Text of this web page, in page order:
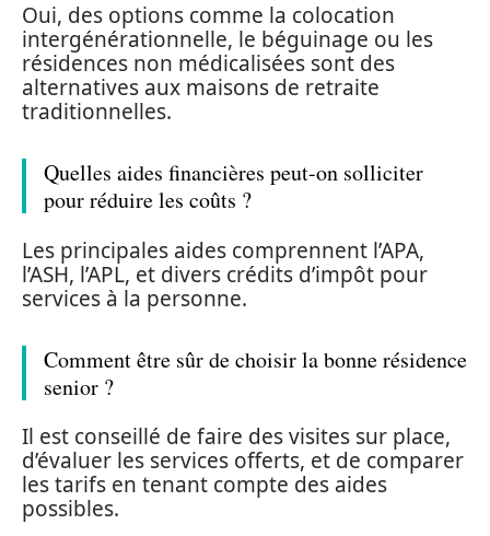
Oui, des options comme la colocation
intergénérationnelle, le béguinage ou les
résidences non médicalisées sont des
alternatives aux maisons de retraite
traditionnelles.
Quelles aides financières peut-on solliciter
pour réduire les coûts ?
Les principales aides comprennent l’APA,
l’ASH, l’APL, et divers crédits d’impôt pour
services à la personne.
Comment être sûr de choisir la bonne résidence
senior ?
Il est conseillé de faire des visites sur place,
d’évaluer les services offerts, et de comparer
les tarifs en tenant compte des aides
possibles.